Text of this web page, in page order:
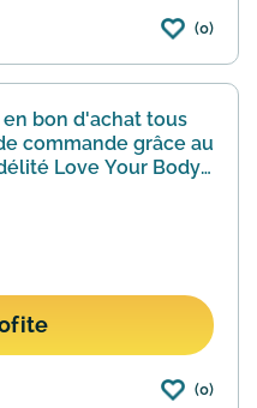
anniversaire, The
de 5€. Seule
: être inscrit(e)
En savoir plus
(0)
bon d'achat tous
commande grâce au
Love Your Body
le
(0)